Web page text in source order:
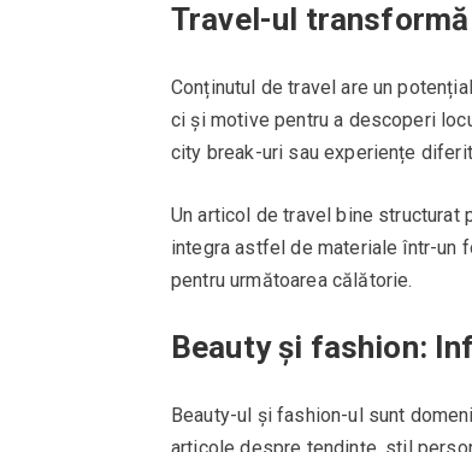
Travel-ul
Conținutul de travel are un
ci și motive pentru a descoperi
city break-uri sau experiențe
Un articol de travel bine structurat
integra astfel de materiale într-un
pentru următoarea călătorie.
Beauty și fashion:
Beauty-ul și fashion-ul sunt